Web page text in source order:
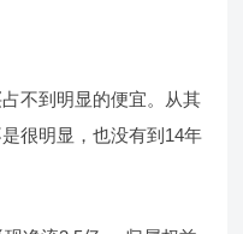
不到明显的便宜。从其
很明显，也没有到14年